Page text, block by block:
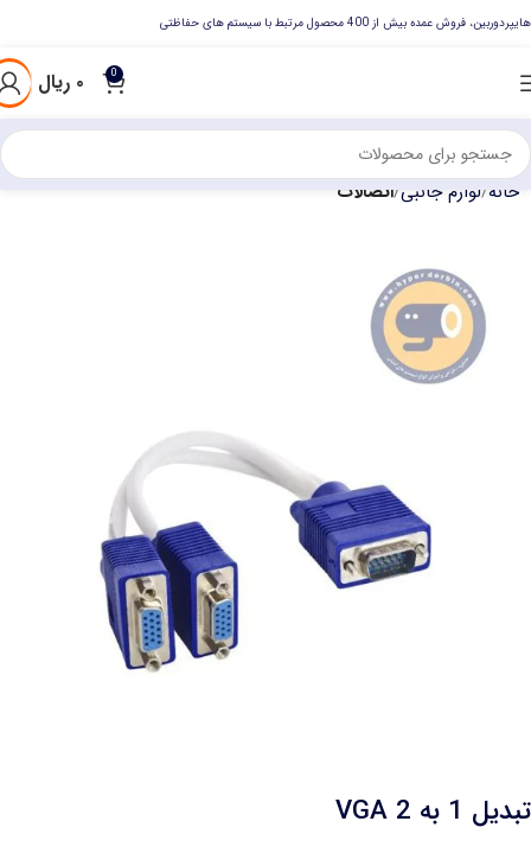
هایپردوربین، فروش عمده بیش از 400 محصول مرتبط با سیستم های حفاظتی
0 ۰ ریال
خانه لوازم جانبی اتصالات
تبدیل 1 به 2 VGA